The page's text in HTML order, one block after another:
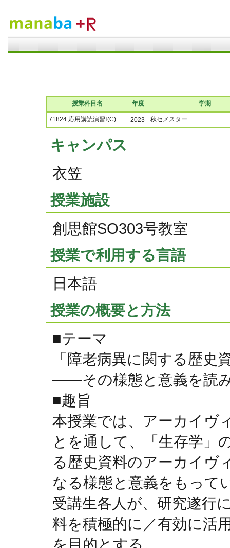
授業科目名 年度 学期
71824:応用講読演習Ⅰ(C) 2023 秋セメスター
キャンパス
衣笠
授業施設
創思館SO303号教室
授業で利用する言語
日本語
授業の概要と方法
■テーマ
「障老病異に関する歴
――その様態と意義を読
■趣旨
本授業では、アーカイヴ
とを通して、「生存学」
る歴史資料のアーカイヴ
なる様態と意義をもって
受講生各人が、研究遂行
料を積極的に／有効に活
を目的とする。